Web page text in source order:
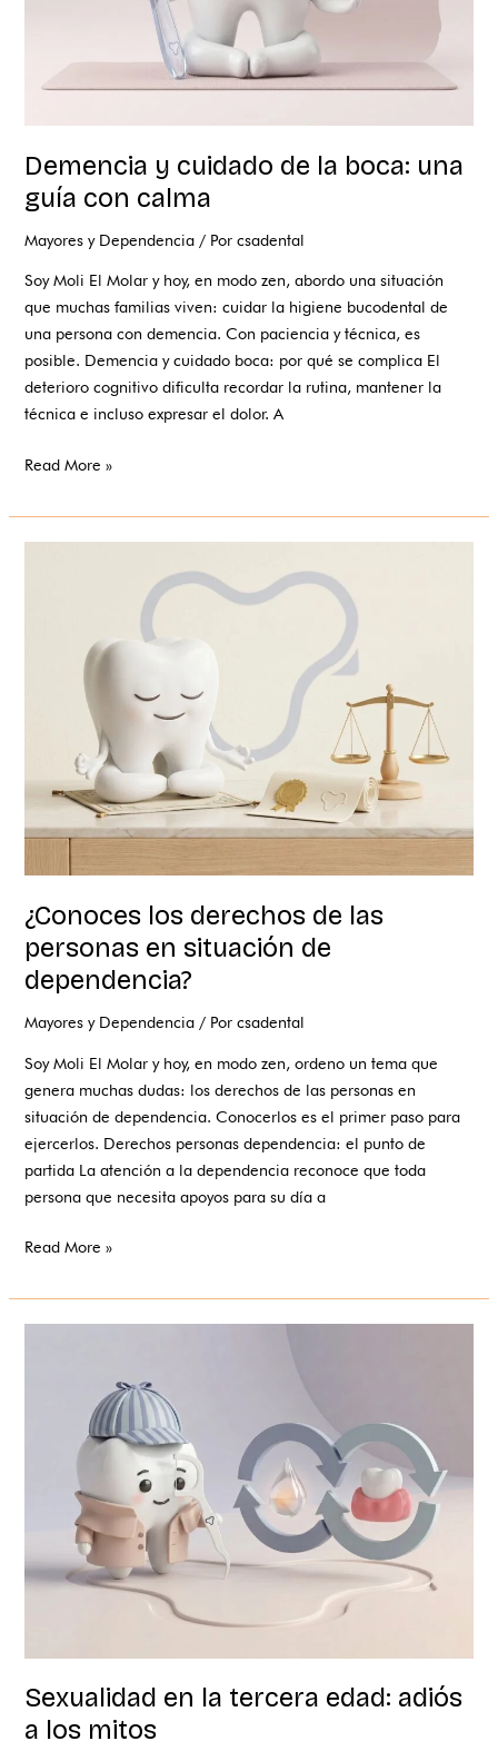
Demencia y cuidado de la boca: una
guía con calma
Mayores y Dependencia / Porcsadental
Soy Moli El Molar y hoy, en modo zen, abordo una situación
que muchas familias viven: cuidar la higiene bucodental de
una persona con demencia. Con paciencia y técnica, es
posible. Demencia y cuidado boca: por qué se complica El
deterioro cognitivo dificulta recordar la rutina, mantener la
técnica e incluso expresar el dolor. A
Read More »
¿Conoces los derechos de las
personas en situación de
dependencia?
Mayores y Dependencia / Porcsadental
Soy Moli El Molar y hoy, en modo zen, ordeno un tema que
genera muchas dudas: los derechos de las personas en
situación de dependencia. Conocerlos es el primer paso para
ejercerlos. Derechos personas dependencia: el punto de
partida La atención a la dependencia reconoce que toda
persona que necesita apoyos para su día a
personas
dependencia?
Read More »
Sexualidad en la tercera edad: adiós
a los mitos